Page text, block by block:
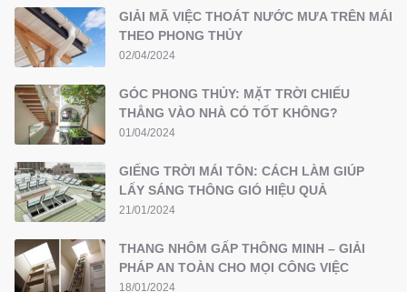
GIẢI MÃ VIỆC THOÁT NƯỚC MƯA TRÊN MÁI
THEO PHONG THỦY
02/04/2024
GÓC PHONG THỦY: MẶT TRỜI CHIẾU
THẲNG VÀO NHÀ CÓ TỐT KHÔNG?
01/04/2024
GIẾNG TRỜI MÁI TÔN: CÁCH LÀM GIÚP
LẤY SÁNG THÔNG GIÓ HIỆU QUẢ
21/01/2024
THANG NHÔM GẤP THÔNG MINH – GIẢI
PHÁP AN TOÀN CHO MỌI CÔNG VIỆC
18/01/2024